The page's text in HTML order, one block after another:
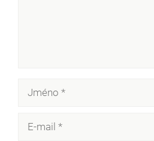
mail